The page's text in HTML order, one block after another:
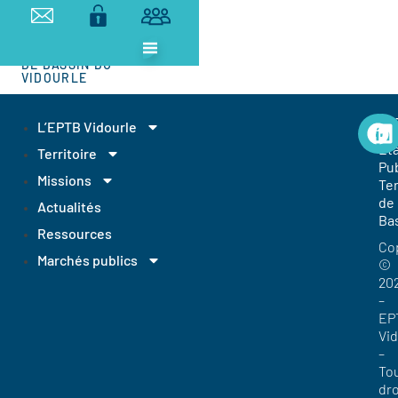
ETABLISSEMENT
DE BASSIN DU
VIDOURLE
L’EPTB Vidourle
Territoire
Missions
Actualités
Ressources
Marchés publics
de
©
–
–